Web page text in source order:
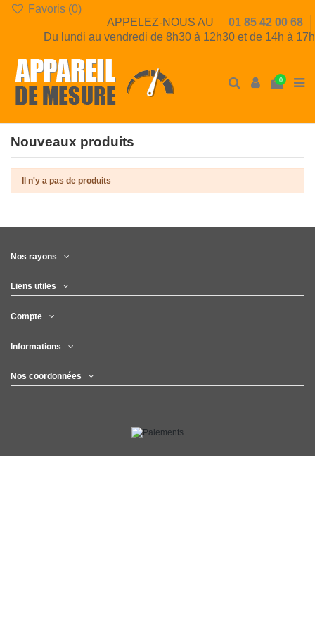
Favoris (0)
APPELEZ-NOUS AU
01 85 42 00 68
Du lundi au vendredi de 8h30 à 12h30 et de 14h à 17h
0
Nouveaux produits
Il n'y a pas de produits
Nos rayons
Liens utiles
Compte
Informations
Nos coordonnées